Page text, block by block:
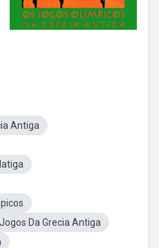
Antiga
Jogos Da Grecia Antiga